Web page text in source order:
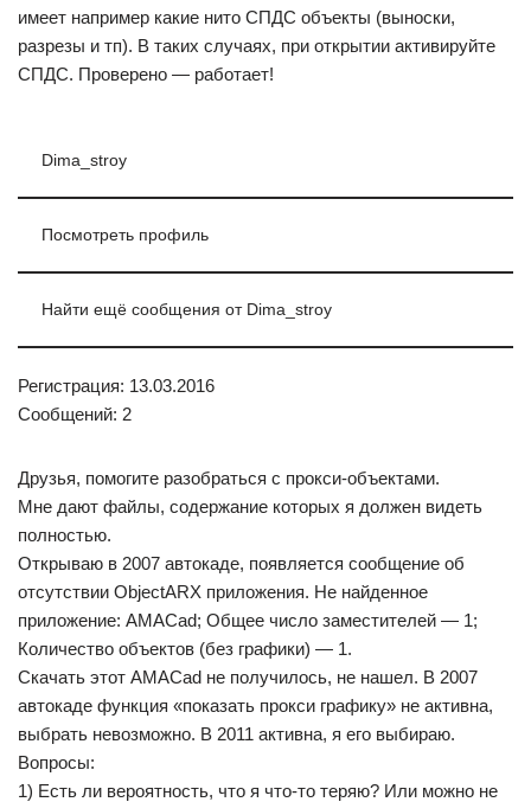
имеет например какие нито СПДС объекты (выноски,
разрезы и тп). В таких случаях, при открытии активируйте
СПДС. Проверено — работает!
Dima_stroy
Посмотреть профиль
Найти ещё сообщения от Dima_stroy
Регистрация: 13.03.2016
Сообщений: 2
Друзья, помогите разобраться с прокси-объектами.
Мне дают файлы, содержание которых я должен видеть
полностью.
Открываю в 2007 автокаде, появляется сообщение об
отсутствии ObjectARX приложения. Не найденное
приложение: AMACad; Общее число заместителей — 1;
Количество объектов (без графики) — 1.
Скачать этот AMACad не получилось, не нашел. В 2007
автокаде функция «показать прокси графику» не активна,
выбрать невозможно. В 2011 активна, я его выбираю.
Вопросы:
1) Есть ли вероятность, что я что-то теряю? Или можно не